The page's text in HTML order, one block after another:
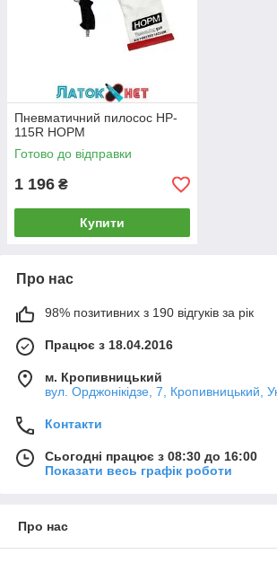
Пневматичний пилосос HP-
115R НОРМ
Готово до відправки
1 196 ₴
Купити
Про нас
98% позитивних з 190 відгуків за рік
Працює з 18.04.2016
м. Кропивницький
вул. Орджонікідзе, 7, Кропивницький,
Контакти
Сьогодні працює з 08:30 до 16:00
Показати весь графік роботи
Про нас